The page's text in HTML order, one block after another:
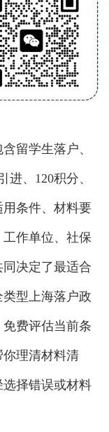
留学生落户、
、120积分、
条件、材料要
作单位、社保
决定了最适合
型上海落户政
费评估当前条
理清材料清
择错误或材料